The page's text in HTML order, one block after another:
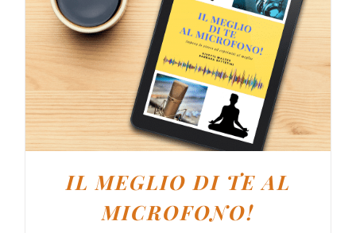
AGGIUNGI AL CARRELLO / DETTAGLI
IL MEGLIO DI TE AL
MICROFONO!